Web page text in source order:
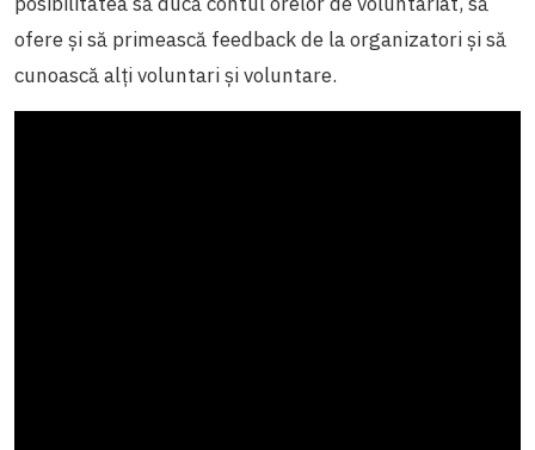
ofere și să primească feedback de la organizatori și să
cunoască alți voluntari și voluntare.